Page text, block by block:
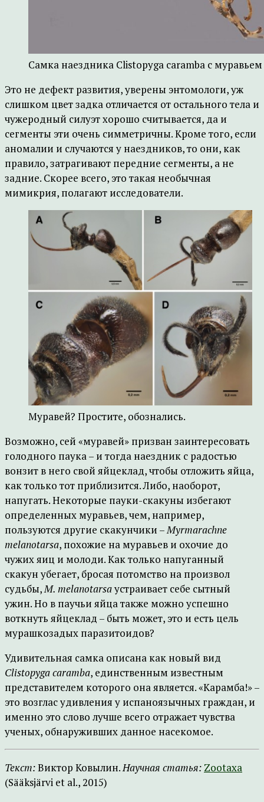
Самка наездника Clistopyga caramba с
Это не дефект развития, уверены энтомологи, уж
слишком цвет задка отличается от остального тела и
чужеродный силуэт хорошо считывается, да и
сегменты эти очень симметричны. Кроме того, если
аномалии и случаются у наездников, то они, как
правило, затрагивают передние сегменты, а не
задние. Скорее всего, это такая необычная
мимикрия, полагают исследователи.
Муравей? Простите, обознались.
Возможно, сей «муравей» призван заинтересовать
голодного паука – и тогда наездник с радостью
вонзит в него свой яйцеклад, чтобы отложить яйца,
как только тот приблизится. Либо, наоборот,
напугать. Некоторые пауки-скакуны избегают
определенных муравьев, чем, например,
пользуются другие скакунчики –Myrmarachne
melanotarsa, похожие на муравьев и охочие до
чужих яиц и молоди. Как только напуганный
скакун убегает, бросая потомство на произвол
судьбы,M. melanotarsaустраивает себе сытный
ужин. Но в паучьи яйца также можно успешно
воткнуть яйцеклад – быть может, это и есть цель
мурашкозадых паразитоидов?
Удивительная самка описана как новый вид
Clistopyga caramba, единственным известным
представителем которого она является. «Карамба!» –
это возглас удивления у испаноязычных граждан, и
именно это слово лучше всего отражает чувства
ученых, обнаруживших данное насекомое.
Текст:Виктор Ковылин.Научная статья: Zootaxa
(Sääksjärvi et al., 2015)